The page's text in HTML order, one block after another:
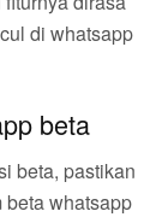
di whatsapp
beta
beta, pastikan
beta whatsapp